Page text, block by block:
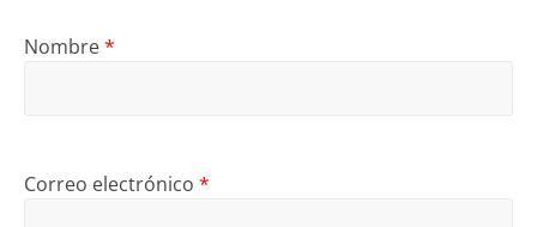
Nombre*
Correo electrónico *